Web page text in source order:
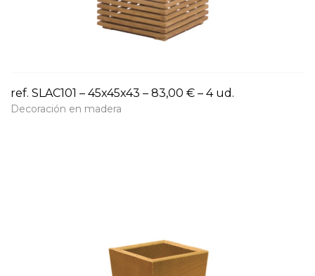
ref. SLAC101 – 45x45x43 – 83,00 € – 4 ud.
Decoración en madera